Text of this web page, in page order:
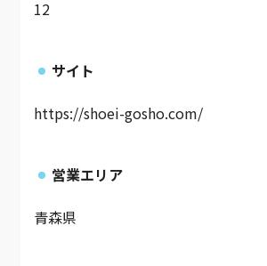
12
サイト
https://shoei-gosho.com/
営業エリア
青森県